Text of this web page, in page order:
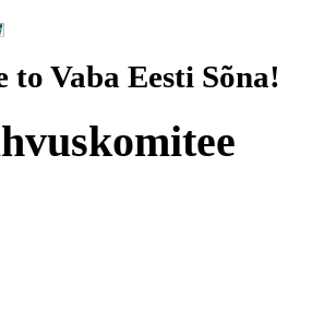
to Vaba Eesti Sõna!